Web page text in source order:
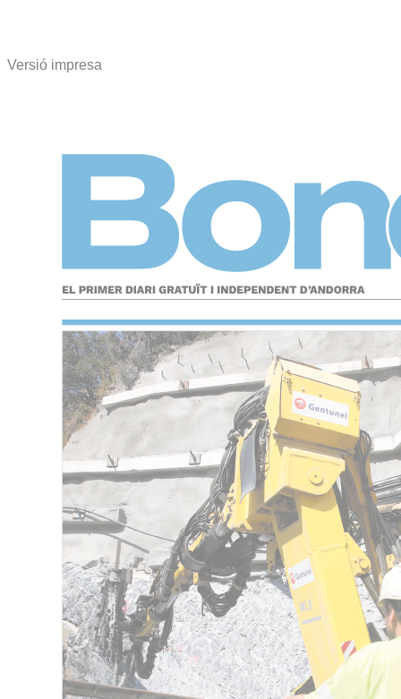
Versió impresa